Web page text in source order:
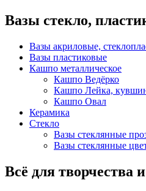
Вазы стекло,
Вазы акриловые,
Вазы пластиковые
Кашпо металлическое
Кашпо Ведёрко
Кашпо Лейка,
Кашпо Овал
Керамика
Стекло
Вазы стеклянные
Вазы стеклянные
Всё для творчества